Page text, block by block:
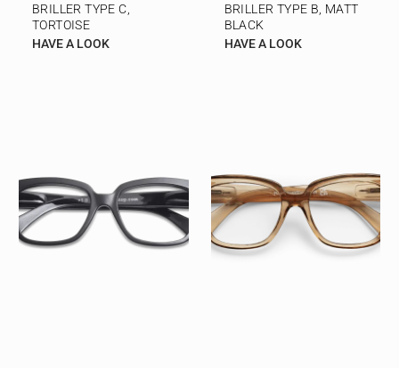
BRILLER TYPE C,
TORTOISE
HAVE A LOOK
BRILLER TYPE B, MATT
BLACK
HAVE A LOOK